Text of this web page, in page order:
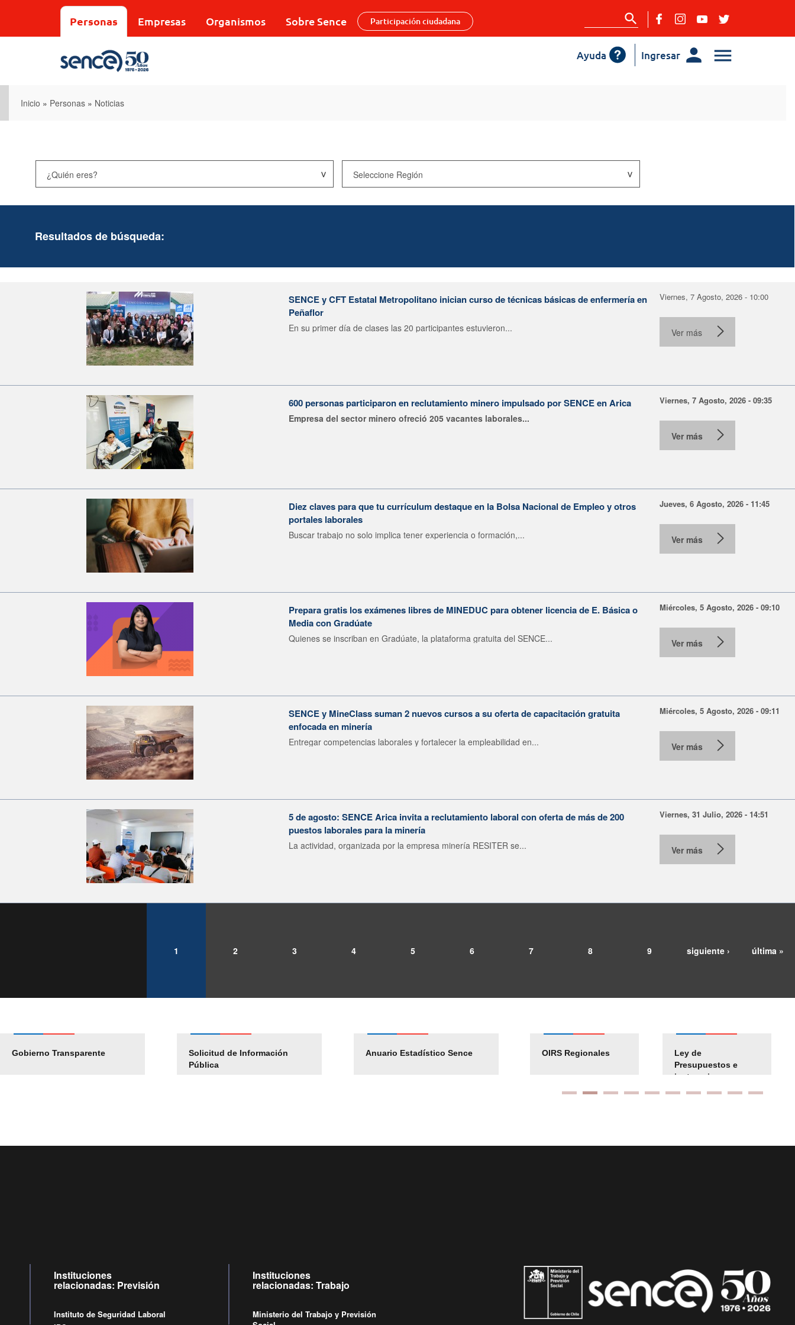
Personas Empresas Organismos Sobre Sence Participación ciudadana
Ingresar
Ayuda
Inicio » Personas » Noticias
Resultados de búsqueda:
SENCE y CFT Estatal Metropolitano inician curso de técnicas básicas de enfermería en
Peñaflor
En su primer día de clases las 20 participantes estuvieron...
Viernes, 7 Agosto, 2026 - 10:00
Ver más
600 personas participaron en reclutamiento minero impulsado por SENCE en Arica
Empresa del sector minero ofreció 205 vacantes laborales...
Viernes, 7 Agosto, 2026 - 09:35
Ver más
Diez claves para que tu currículum destaque en la Bolsa Nacional de Empleo y otros
portales laborales
Buscar trabajo no solo implica tener experiencia o formación,...
Jueves, 6 Agosto, 2026 - 11:45
Ver más
Prepara gratis los exámenes libres de MINEDUC para obtener licencia de E. Básica o
Media con Gradúate
Quienes se inscriban en Gradúate, la plataforma gratuita del SENCE...
Miércoles, 5 Agosto, 2026 - 09:10
Ver más
SENCE y MineClass suman 2 nuevos cursos a su oferta de capacitación gratuita
enfocada en minería
Entregar competencias laborales y fortalecer la empleabilidad en...
Miércoles, 5 Agosto, 2026 - 09:11
Ver más
5 de agosto: SENCE Arica invita a reclutamiento laboral con oferta de más de 200
puestos laborales para la minería
La actividad, organizada por la empresa minería RESITER se...
Viernes, 31 Julio, 2026 - 14:51
Ver más
1 2 3 4 5 6 7 8 9 siguiente › última »
Gobierno Transparente
Solicitud de Información
Pública
Anuario Estadístico Sence
Pago Proveedores
Empleos Públicos
Solicitud Audiencias
OIRS Regionales
Ley de
Presupuestos e
instrucciones
Instituciones
relacionadas: Previsión
Instituto de Seguridad Laboral
Instituciones
relacionadas: Trabajo
Ministerio del Trabajo y Previsión